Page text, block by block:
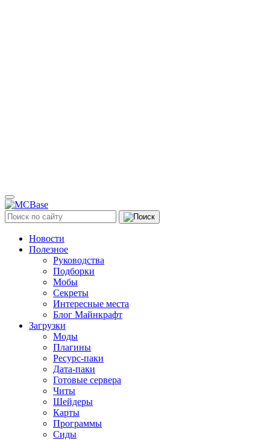
Новости
Полезное
Руководства
Подборки
Мобы
Секреты
Интересные места
Блог Майнкрафт
Загрузки
Моды
Плагины
Ресурс-паки
Дата-паки
Готовые сервера
Читы
Шейдеры
Карты
Программы
Сиды